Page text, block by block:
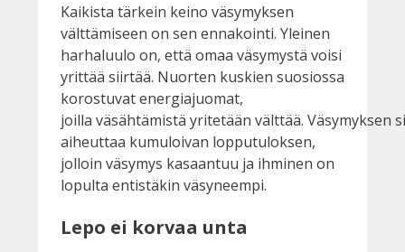
Kaikista tärkein keino väsymyksen
välttämiseen on sen ennakointi. Yleinen
harhaluulo on, että omaa väsymystä voisi
yrittää siirtää. Nuorten kuskien suosiossa
korostuvat energiajuomat,
joilla väsähtämistä yritetään välttää. Väsymyksen
aiheuttaa kumuloivan lopputuloksen,
jolloin väsymys kasaantuu ja ihminen on
lopulta entistäkin väsyneempi.
Lepo ei korvaa unta